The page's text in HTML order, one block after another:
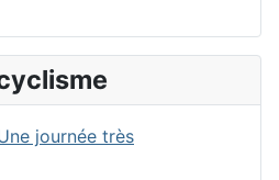
journée très